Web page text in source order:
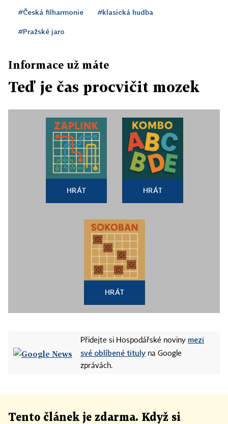
#Česká filharmonie #klasická hudba
#Pražské jaro
Informace už máte
Teď je čas procvičit mozek
HRÁT HRÁT
HRÁT
Přidejte si Hospodářské noviny mezi
své oblíbené tituly na Google
zprávách.
Tento článek je zdarma. Když si